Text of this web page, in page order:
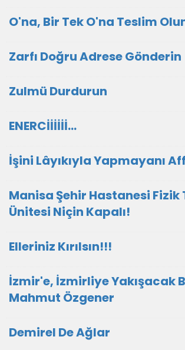
O'na, Bir Tek O'na Teslim
Zarfı Doğru Adrese Gönderin
Zulmü Durdurun
ENERCİİİİİİ...
İşini Lâyıkıyla Yapmayanı
Manisa Şehir Hastanesi Fizik
Ünitesi Niçin Kapalı!
Elleriniz Kırılsın!!!
İzmir'e, İzmirliye Yakışacak
Mahmut Özgener
Demirel De Ağlar